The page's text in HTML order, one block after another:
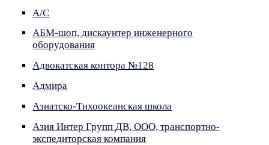
А/С
АБМ-шоп, дискаунтер инженерного
оборудования
Адвокатская контора №128
Адмира
Азиатско-Тихоокеанская школа
Азия Интер Групп ДВ, ООО, транспортно-
экспедиторская компания